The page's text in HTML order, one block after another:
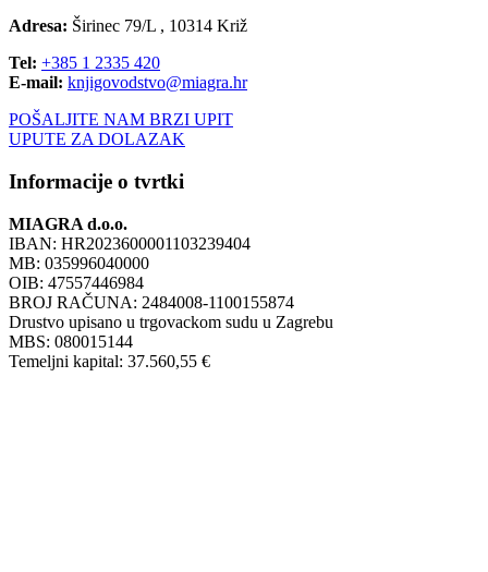
Adresa: Širinec 79/L , 10314 Križ
Tel: +385 1 2335 420
E-mail: knjigovodstvo@miagra.hr
POŠALJITE NAM BRZI UPIT
UPUTE ZA DOLAZAK
Informacije o tvrtki
MIAGRA d.o.o.
IBAN: HR2023600001103239404
MB: 035996040000
OIB: 47557446984
BROJ RAČUNA: 2484008-1100155874
Drustvo upisano u trgovackom sudu u Zagrebu
MBS: 080015144
Temeljni kapital: 37.560,55 €